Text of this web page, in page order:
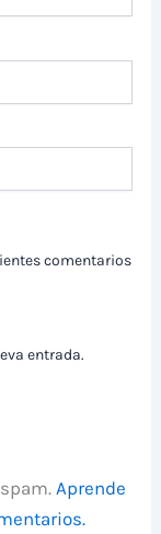
comentarios
entrada.
Aprende